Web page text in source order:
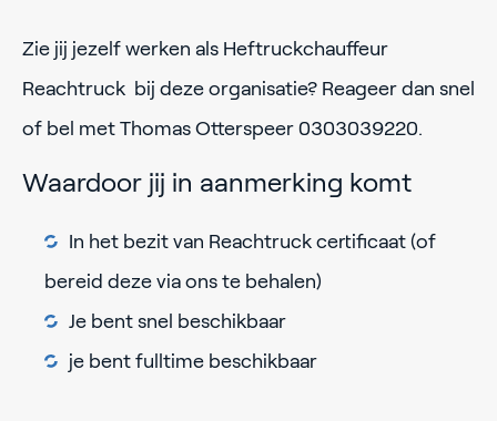
Zie jij jezelf werken als Heftruckchauffeur
Reachtruck bij deze organisatie? Reageer dan snel
of bel met Thomas Otterspeer 0303039220.
Waardoor jij in aanmerking komt
In het bezit van Reachtruck certificaat (of
bereid deze via ons te behalen)
Je bent snel beschikbaar
je bent fulltime beschikbaar